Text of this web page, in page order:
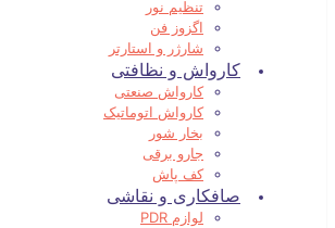
تنظیم نور
اگزوز فن
شارژر و استارتر
کارواش و نظافتی
کارواش صنعتی
کارواش اتوماتیک
بخار شور
جارو برقی
کف پاش
صافکاری و نقاشی
لوازم PDR